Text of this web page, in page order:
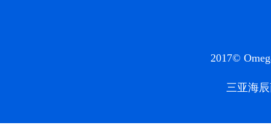
2017©
三亚海